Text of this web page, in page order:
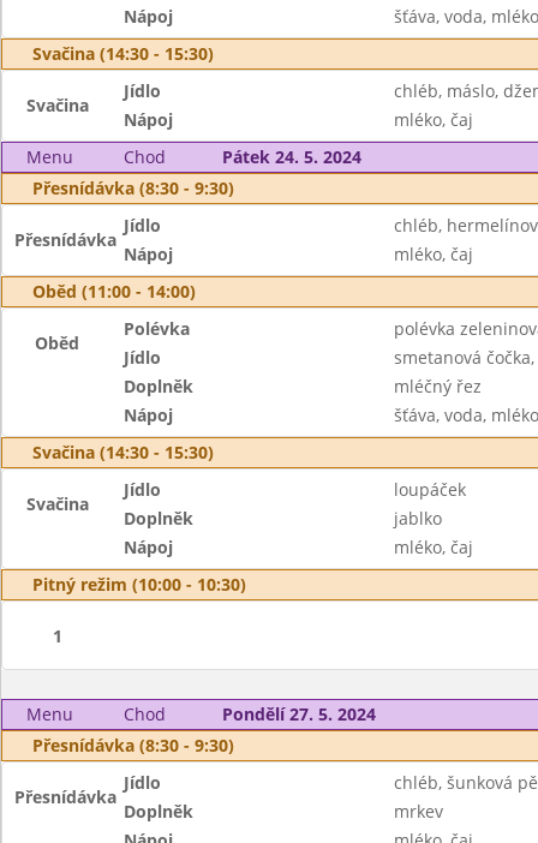
Nápoj
šťáva, voda, mléko
Svačina (14:30 - 15:30)
Svačina
Jídlo
chléb, máslo,
Nápoj
mléko, čaj
Menu
Chod
Pátek 24. 5. 2024
Přesnídávka (8:30 - 9:30)
Přesnídávka
Jídlo
chléb,
Nápoj
mléko, čaj
Oběd (11:00 - 14:00)
Oběd
Polévka
polévka
Jídlo
smetanová
Doplněk
mléčný řez
Nápoj
šťáva, voda, mléko
Svačina (14:30 - 15:30)
Svačina
Jídlo
loupáček
Doplněk
jablko
Nápoj
mléko, čaj
Pitný režim (10:00 - 10:30)
1
Menu Chod
Pondělí 27. 5. 2024
Přesnídávka (8:30 - 9:30)
Přesnídávka
Jídlo
chléb, šunková
Doplněk
mrkev